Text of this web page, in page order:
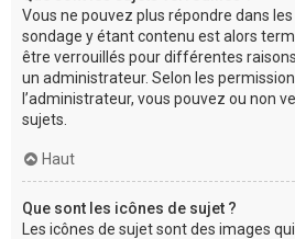
Vous ne pouvez plus répondre dans
sondage y étant contenu est alors
être verrouillés pour différentes
un administrateur. Selon les
l’administrateur, vous pouvez ou non
sujets.
Haut
Que sont les icônes de sujet ?
Les icônes de sujet sont des images